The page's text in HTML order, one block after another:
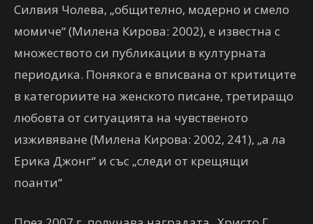
Силвия Чолева, „общително, модерно и смело
момиче“ (Милена Кирова: 2002), е известна с
множеството си публикации в културната
периодика. Понякога е вписвана от критиците
в категориите на женското писане, третиращо
любовта от ситуацията на чувственото
изживяване (Милена Кирова: 2002, 241), „а ла
Ерика Джонг“ и със „следи от крещящи
поанти“